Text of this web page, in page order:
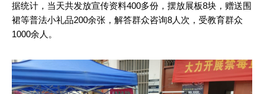
据统计，当天共发放宣传资料400多份，摆放展板8块，赠送围
裙等普法小礼品200余张，解答群众咨询8人次，受教育群众
1000余人。